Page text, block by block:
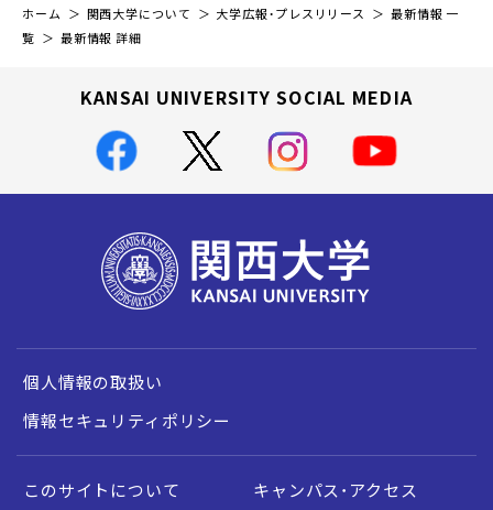
ホーム 関西大学について 大学広報・プレスリリース
最新情報 一
覧
最新情報 詳細
KANSAI UNIVERSITY SOCIAL MEDIA
個人情報の取扱い
情報セキュリティポリシー
このサイトについて キャンパス・アクセス